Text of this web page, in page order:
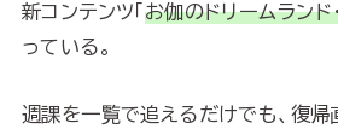
新コンテンツ「お伽のドリームランド
っている。
週課を一覧で追えるだけでも、復帰